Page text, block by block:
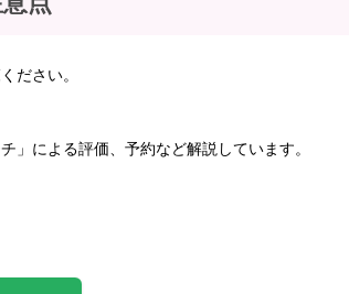
ださい。
」による評価、予約など解説しています。